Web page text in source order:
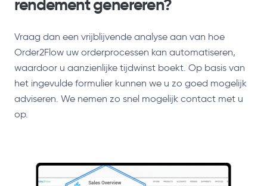
rendement genereren?
Vraag dan een vrijblijvende analyse aan van hoe
Order2Flow uw orderprocessen kan automatiseren,
waardoor u aanzienlijke tijdwinst boekt. Op basis van
het ingevulde formulier kunnen we u zo goed mogelijk
adviseren. We nemen zo snel mogelijk contact met u
op.